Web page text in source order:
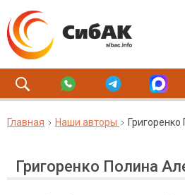
Главная Наши авторы
Григоренко Полина